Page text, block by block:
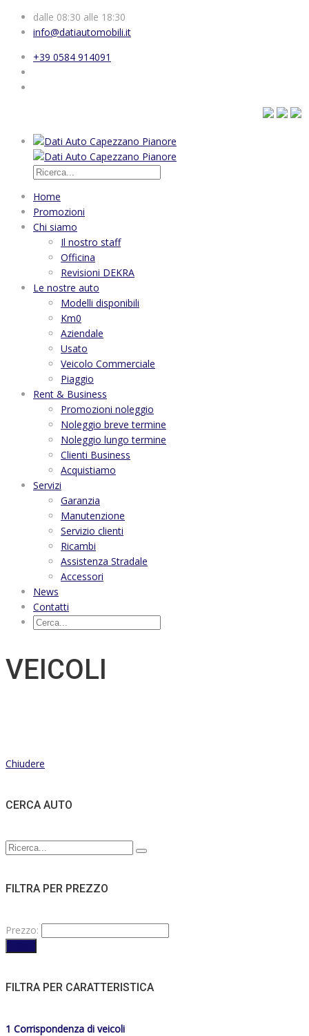
dalle 08:30 alle 18:30
info@datiautomobili.it
+39 0584 914091
Home
Promozioni
Chi siamo
Il nostro staff
Officina
Revisioni DEKRA
Le nostre auto
Modelli disponibili
Km0
Aziendale
Usato
Veicolo Commerciale
Piaggio
Rent & Business
Promozioni noleggio
Noleggio breve termine
Noleggio lungo termine
Clienti Business
Acquistiamo
Servizi
Garanzia
Manutenzione
Servizio clienti
Ricambi
Assistenza Stradale
Accessori
News
Contatti
VEICOLI
Chiudere
CERCA AUTO
FILTRA PER PREZZO
Prezzo:
FILTRA PER CARATTERISTICA
1 Corrispondenza di veicoli